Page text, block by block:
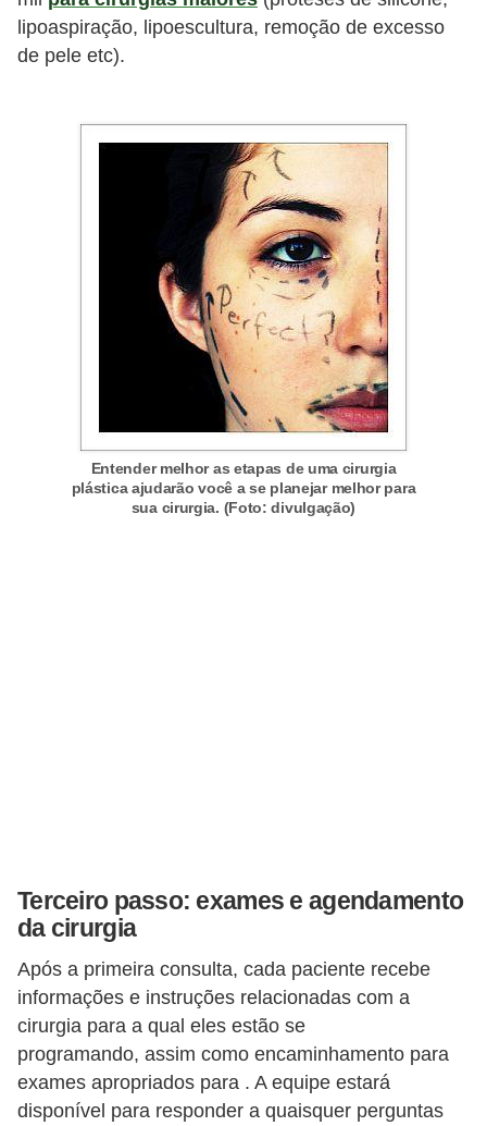
lipoaspiração, lipoescultura, remoção de excesso
de pele etc).
Entender melhor as etapas de uma cirurgia
plástica ajudarão você a se planejar melhor para
sua cirurgia. (Foto: divulgação)
Terceiro passo: exames e agendamento
da cirurgia
Após a primeira consulta, cada paciente recebe
informações e instruções relacionadas com a
cirurgia para a qual eles estão se
programando, assim como encaminhamento para
exames apropriados para . A equipe estará
disponível para responder a quaisquer perguntas